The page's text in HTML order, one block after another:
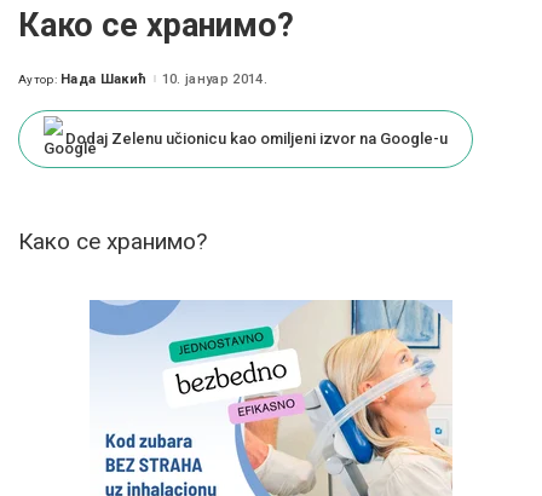
Како се хранимо?
Posted
Аутор: Нада Шакић 10. јануар 2014.
Dodaj Zelenu učionicu kao omiljeni izvor na Google-u
Како се хранимо?